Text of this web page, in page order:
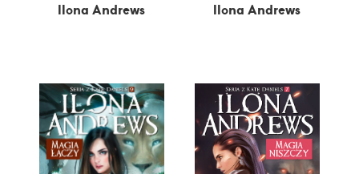
Ilona Andrews Ilona Andrews